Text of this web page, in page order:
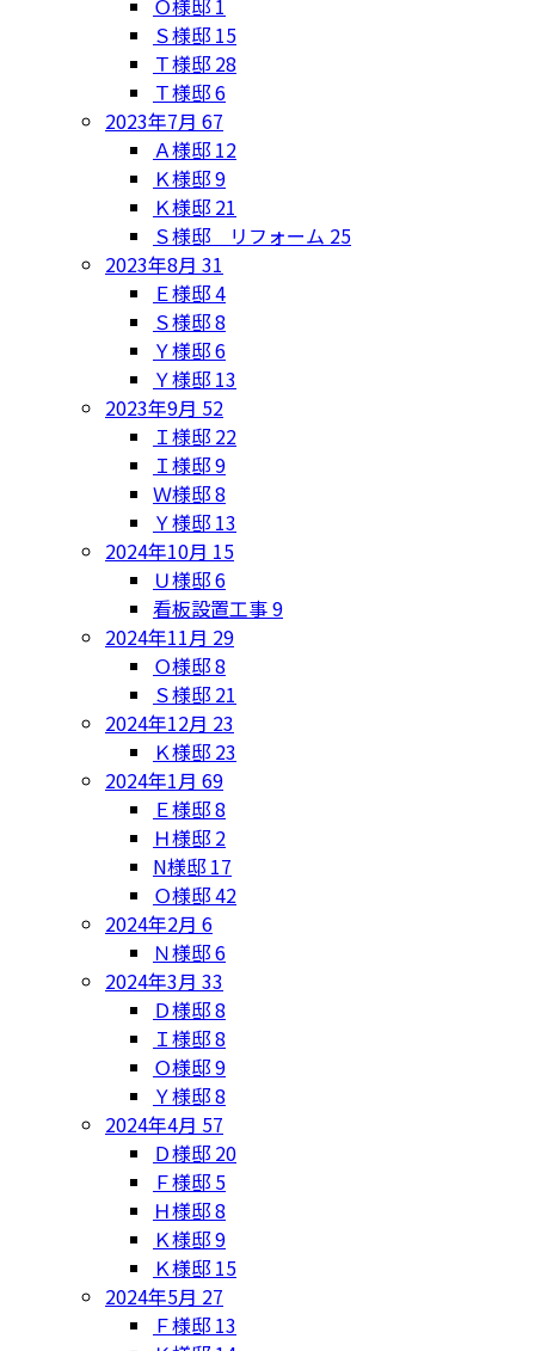
Ｏ様邸 1
Ｓ様邸 15
Ｔ様邸 28
Ｔ様邸6
2023年7月 67
Ａ様邸 12
Ｋ様邸9
Ｋ様邸 21
Ｓ様邸 リフォーム 25
2023年8月 31
Ｅ様邸4
Ｓ様邸8
Ｙ様邸6
Ｙ様邸 13
2023年9月 52
Ｉ様邸 22
Ｉ様邸9
Ｗ様邸8
Ｙ様邸 13
2024年10月 15
Ｕ様邸6
看板設置工事9
2024年11月 29
Ｏ様邸8
Ｓ様邸 21
2024年12月 23
Ｋ様邸 23
2024年1月 69
Ｅ様邸8
Ｈ様邸 2
N様邸 17
Ｏ様邸42
2024年2月 6
Ｎ様邸6
2024年3月 33
Ｄ様邸8
Ｉ様邸8
Ｏ様邸9
Ｙ様邸8
2024年4月 57
Ｄ様邸 20
Ｆ様邸 5
Ｈ様邸8
Ｋ様邸9
Ｋ様邸 15
2024年5月 27
Ｆ様邸 13